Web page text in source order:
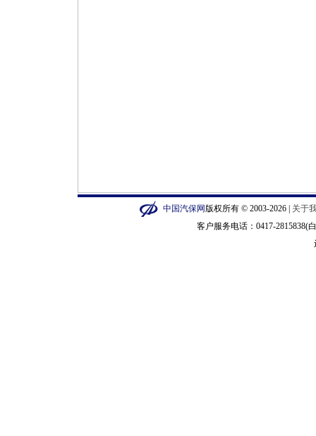
中国汽保网版权所有 © 2003-2026 | 关于
客户服务电话：0417-